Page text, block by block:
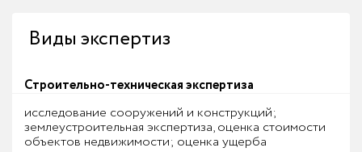
Виды экспертиз
Строительно-техническая экспертиза
исследование сооружений и конструкций;
землеустроительная экспертиза, оценка стоимости
объектов недвижимости; оценка ущерба